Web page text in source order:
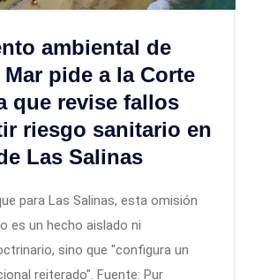
ambiental de
pide a la Corte
que revise fallos
riesgo sanitario en
Las Salinas
para Las Salinas, esta omisión
es un hecho aislado ni
sino que "configura un
reiterado". Fuente: Pur